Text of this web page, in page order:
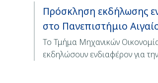
Πρόσκληση εκδήλωσης
στο Πανεπιστήμιο
Το Τμήμα Μηχανικών
εκδηλώσουν ενδιαφέρον για